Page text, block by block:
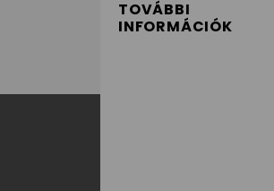
TOVÁBBI
INFORMÁCIÓK